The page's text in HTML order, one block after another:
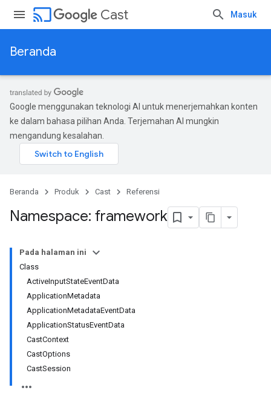
cast Cast Masuk
Beranda
Google menggunakan teknologi AI untuk menerjemahkan konten
ke dalam bahasa pilihan Anda. Terjemahan AI mungkin
mengandung kesalahan.
Beranda Produk Cast Referensi
Namespace: framework
Pada halaman ini
Class
ActiveInputStateEventData
ApplicationMetadata
ApplicationMetadataEventData
ApplicationStatusEventData
CastContext
CastOptions
CastSession